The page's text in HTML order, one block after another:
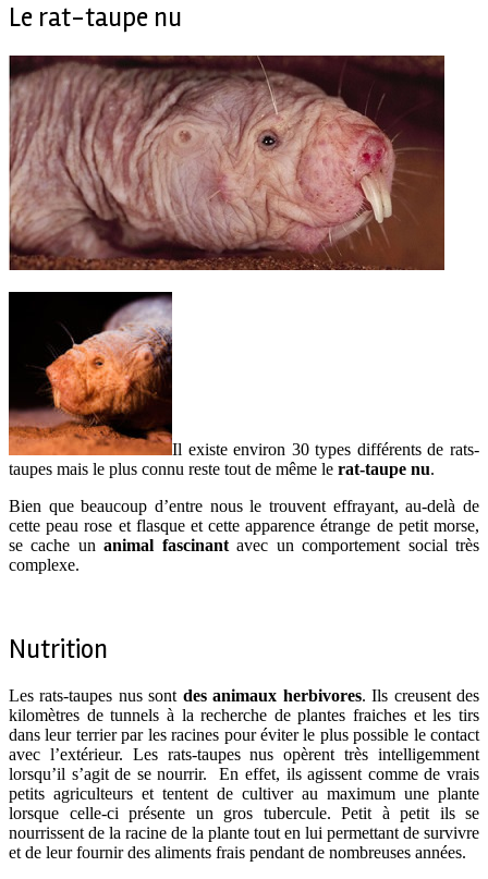
Le rat-taupe nu
Il existe environ 30 types différents de rats-
taupes mais le plus connu reste tout de même le rat-taupe nu.
Bien que beaucoup d’entre nous le trouvent effrayant, au-delà de
cette peau rose et flasque et cette apparence étrange de petit morse,
se cache unanimal fascinantavec un comportement social très
complexe.
Nutrition
Les rats-taupes nus sont des animaux herbivores. Ils creusent des
kilomètres de tunnels à la recherche de plantes fraiches et les tirs
dans leur terrier par les racines pour éviter le plus possible le contact
avec l’extérieur. Les rats-taupes nus opèrent très intelligemment
lorsqu’il s’agit de se nourrir. En effet, ils agissent comme de vrais
petits agriculteurs et tentent de cultiver au maximum une plante
lorsque celle-ci présente un gros tubercule. Petit à petit ils se
nourrissent de la racine de la plante tout en lui permettant de survivre
et de leur fournir des aliments frais pendant de nombreuses années.